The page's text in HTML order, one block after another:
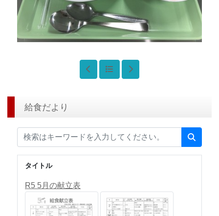
給食だより
タイトル
R5 5月の献立表